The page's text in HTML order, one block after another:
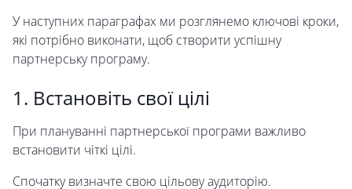
У наступних параграфах ми розглянемо ключові кроки,
які потрібно виконати, щоб створити успішну
партнерську програму.
1. Встановіть свої цілі
При плануванні партнерської програми важливо
встановити чіткі цілі.
Спочатку визначте свою цільову аудиторію.